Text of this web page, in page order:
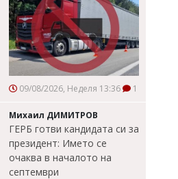
09/08/2026, Неделя 13:36 1
Михаил ДИМИТРОВ
ГЕРБ готви кандидата си за
президент: Името се
очаква в началото на
септември